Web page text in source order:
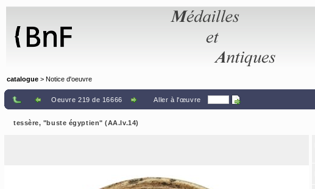
catalogue > Notice d'oeuvre
Oeuvre 219 de 16666 Aller à l'œuvre
tessère, "buste égyptien" (AA.Iv.14)